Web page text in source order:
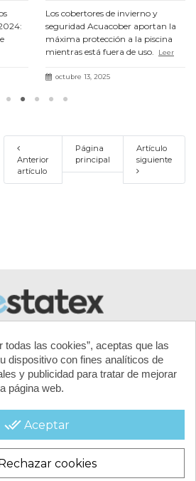
Los cobertores de invierno y
seguridad Acuacober aportan la
máxima protección a la piscina
mientras está fuera de uso.
Leer
octubre 13, 2025
Anterior
artículo
Página
principal
Artículo
siguiente
CON NOSOTROS
COMERCIALES
todas las cookies”, aceptas que las
dispositivo con fines analíticos de
y publicidad para tratar de mejorar
página web.
done_all Aceptar
cookies